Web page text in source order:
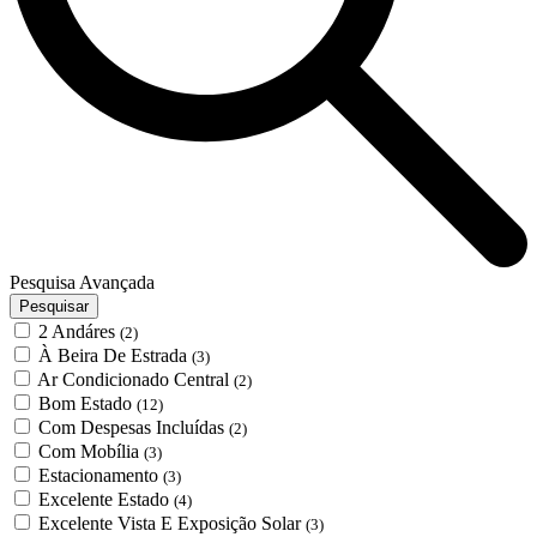
Pesquisa Avançada
Pesquisar
2 Andáres (2)
À Beira De Estrada (3)
Ar Condicionado Central (2)
Bom Estado (12)
Com Despesas Incluídas (2)
Com Mobília (3)
Estacionamento (3)
Excelente Estado (4)
Excelente Vista E Exposição Solar (3)